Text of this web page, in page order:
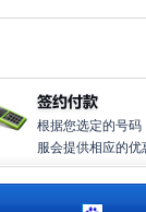
根据您选定的号码
服会提供相应的优